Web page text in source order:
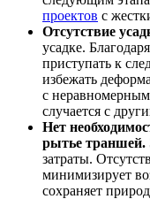
проектов с
Отсутствие
усадке.
приступать к
избежать
с
случается с
Нет
рытье траншей.
затраты.
минимизирует
сохраняет